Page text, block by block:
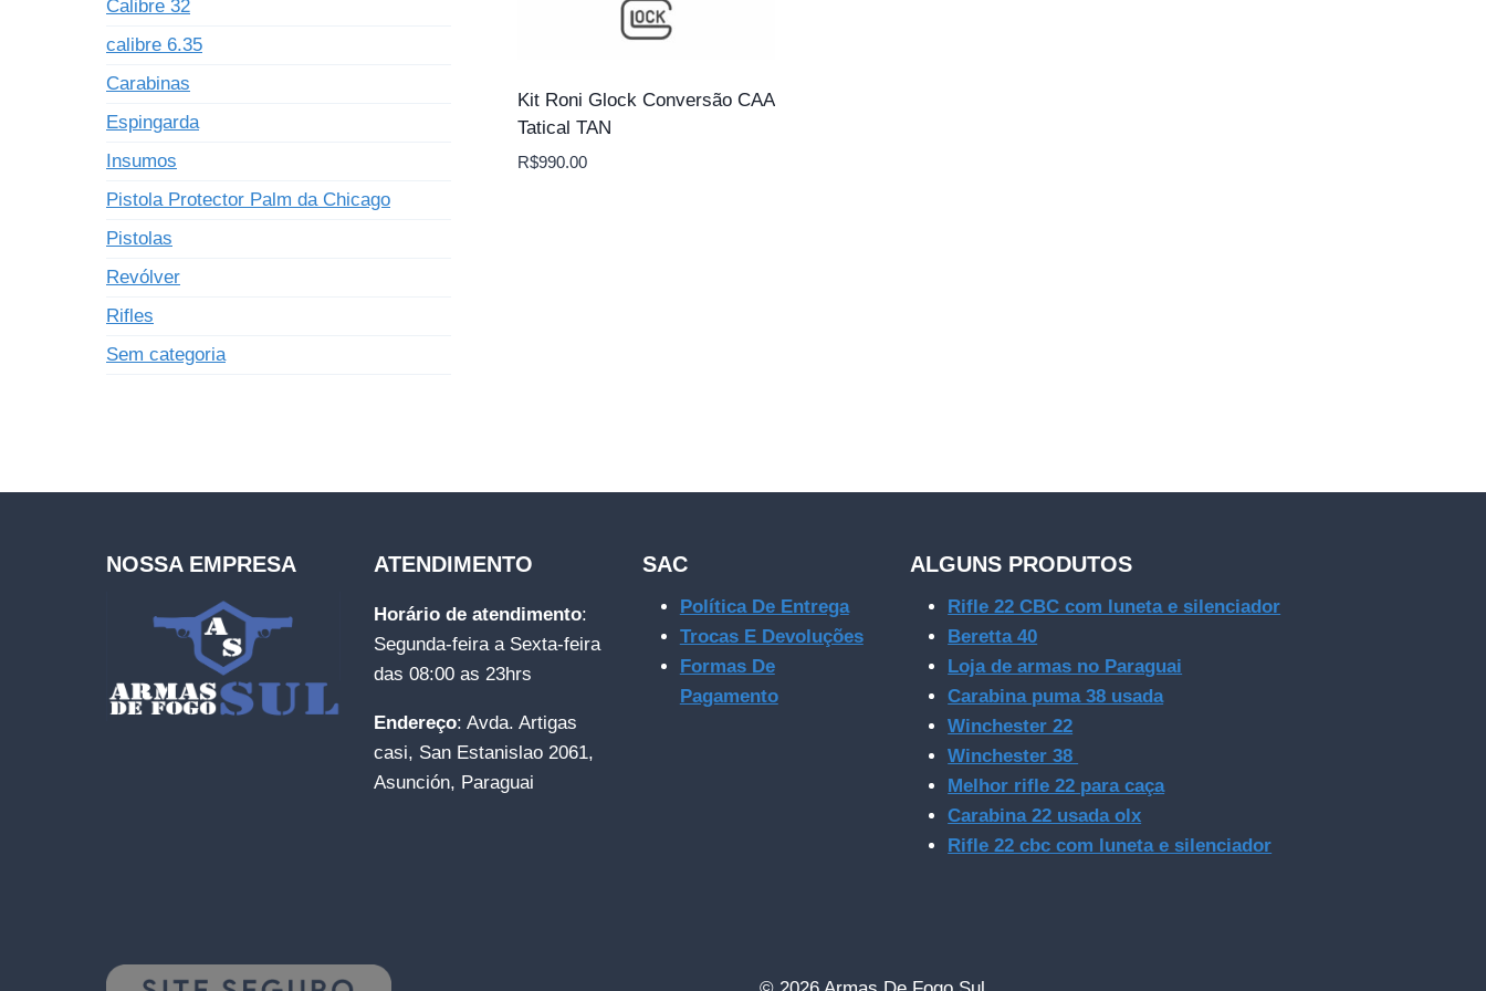
Kit Roni Glock Conversão CAA
Tatical TAN
R$990.00
Calibre 32
calibre 6.35
Carabinas
Espingarda
Insumos
Pistola Protector Palm da Chicago
Pistolas
Revólver
Rifles
Sem categoria
NOSSA EMPRESA ATENDIMENTO
Horário de atendimento:
Segunda-feira a Sexta-feira
das 08:00 as 23hrs
Endereço: Avda. Artigas
casi, San Estanislao 2061,
Asunción, Paraguai
SAC
Política De Entrega
Trocas E Devoluções
Formas De
Pagamento
ALGUNS PRODUTOS
Rifle 22 CBC com luneta e silenciador
Beretta 40
Loja de armas no Paraguai
Carabina puma 38 usada
Winchester 22
Winchester 38
Melhor rifle 22 para caça
Carabina 22 usada olx
Rifle 22 cbc com luneta e silenciador